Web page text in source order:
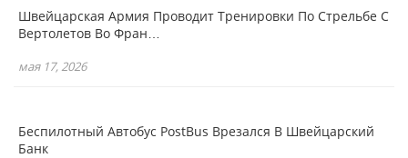
Швейцарская Армия Проводит Тренировки По Стрельбе С
Вертолетов Во Фран…
мая 17, 2026
Беспилотный Автобус PostBus Врезался В Швейцарский
Банк